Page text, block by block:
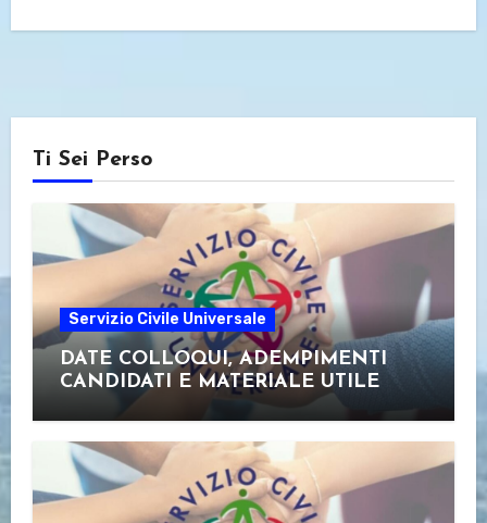
Ti Sei Perso
Servizio Civile Universale
DATE COLLOQUI, ADEMPIMENTI
CANDIDATI E MATERIALE UTILE